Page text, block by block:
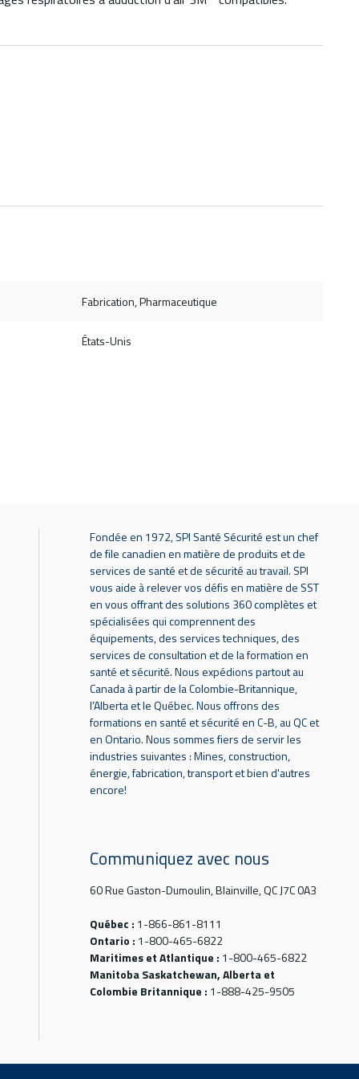
Fabrication, Pharmaceutique
États-Unis
Fondée en 1972, SPI Santé Sécurité est un chef
de file canadien en matière de produits et de
services de santé et de sécurité au travail. SPI
vous aide à relever vos défis en matière de SST
en vous offrant des solutions 360 complètes et
spécialisées qui comprennent des
équipements, des services techniques, des
services de consultation et de la formation en
santé et sécurité. Nous expédions partout au
Canada à partir de la Colombie-Britannique,
l’Alberta et le Québec. Nous offrons des
formations en santé et sécurité en C-B, au QC et
en Ontario. Nous sommes fiers de servir les
industries suivantes : Mines, construction,
énergie, fabrication, transport et bien d'autres
encore!
Communiquez avec nous
60 Rue Gaston-Dumoulin, Blainville, QC J7C 0A3
Québec : 1-866-861-8111
Ontario : 1-800-465-6822
Maritimes et Atlantique : 1-800-465-6822
Manitoba Saskatchewan, Alberta et
Colombie Britannique : 1-888-425-9505